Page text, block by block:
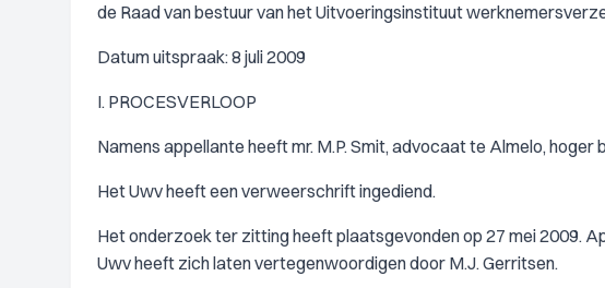
de Raad van bestuur van het Uitvoeringsinstituut
Datum uitspraak: 8 juli 2009
I. PROCESVERLOOP
Namens appellante heeft mr. M.P. Smit, advocaat te Almelo, hoger
Het Uwv heeft een verweerschrift ingediend.
Het onderzoek ter zitting heeft plaatsgevonden op 27 mei 2009.
Uwv heeft zich laten vertegenwoordigen door M.J. Gerritsen.